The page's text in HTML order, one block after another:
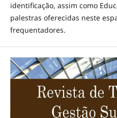
identificação, assim como
palestras oferecidas neste
frequentadores.